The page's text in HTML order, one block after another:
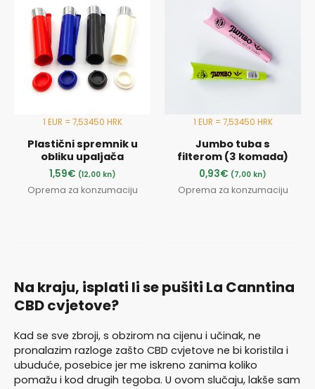
1 EUR = 7,53450 HRK
Plastični spremnik u
obliku upaljača
1,59€ (12,00 kn)
Oprema za konzumaciju
1 EUR = 7,53450 HRK
Jumbo tuba s
filterom (3 komada)
0,93€ (7,00 kn)
Oprema za konzumaciju
Na kraju, isplati li se pušiti La Canntina
CBD cvjetove?
Kad se sve zbroji, s obzirom na cijenu i učinak, ne
pronalazim razloge zašto CBD cvjetove ne bi koristila i
ubuduće, posebice jer me iskreno zanima koliko
pomažu i kod drugih tegoba. U ovom slučaju, lakše sam